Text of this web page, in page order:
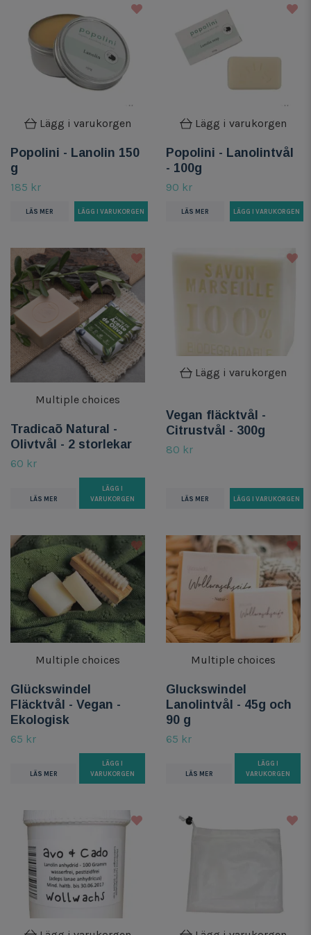
Lägg i varukorgen
Popolini - Lanolin 150
g
185 kr
LÄS MER
Lägg i varukorgen
Popolini - Lanolintvål
- 100g
90 kr
LÄS MER
Multiple choices
Tradicaõ Natural -
Olivtvål - 2 storlekar
60 kr
LÄS MER
LÄGG I
VARUKORGEN
Lägg i varukorgen
Vegan fläcktvål -
Citrustvål - 300g
80 kr
LÄS MER
Multiple choices
Glückswindel
Fläcktvål - Vegan -
Ekologisk
65 kr
LÄS MER
LÄGG I
VARUKORGEN
Multiple choices
Gluckswindel
Lanolintvål - 45g och
90 g
65 kr
LÄS MER
LÄGG I
VARUKORGEN